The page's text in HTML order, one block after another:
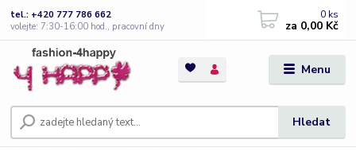
Menu
Hledat
tel.: +420 777 786 662
volejte: 7:30-16:00 hod., pracovní dny
0 ks
za 0,00 Kč